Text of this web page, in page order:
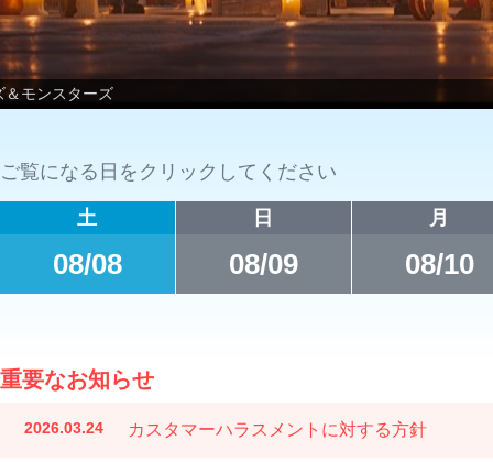
＆モンスターズ
ご覧になる日をクリックしてください
土
08/08
日
08/09
月
08/10
重要なお知らせ
2026.03.24 カスタマーハラスメントに対する方針